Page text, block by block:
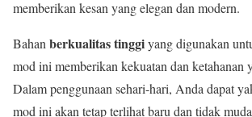
memberikan kesan yang elegan dan modern.
Bahan berkualitas tinggiyang digunakan
mod ini memberikan kekuatan dan ketahanan
Dalam penggunaan sehari-hari, Anda dapat
mod ini akan tetap terlihat baru dan tidak